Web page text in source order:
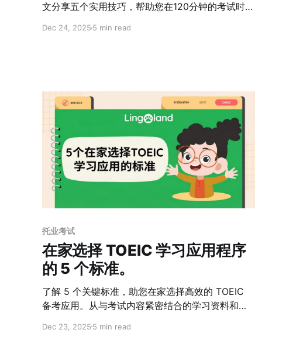
文分享五个实用技巧，帮助您在120分钟的考试时间
在考场上取得最佳成绩。
Dec 24, 2025 5 min read
托业考试
在家选择 TOEIC 学习应用程序
的 5 个标准。
了解 5 个关键标准，助您在家选择高效的 TOEIC
备考应用。从与考试内容紧密结合的学习资料和个
助您更快取得理想的 TOEIC 分数。
Dec 23, 2025 5 min read